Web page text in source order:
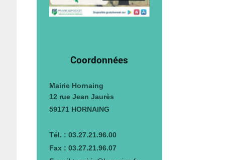
Coordonnées
Mairie Hornaing
12 rue Jean Jaurès
59171 HORNAING
Tél. : 03.27.21.96.00
Fax : 03.27.21.96.07